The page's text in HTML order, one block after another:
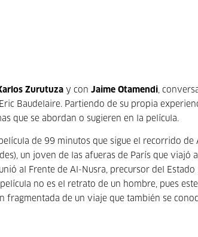
Zurutuza y con Jaime Otamendi ,
Baudelaire. Partiendo de su propia
que se abordan o sugieren en la película.
de 99 minutos que sigue el recorrido de
un joven de las afueras de París que viajó
al Frente de Al-Nusra, precursor del Estado
no es el retrato de un hombre, pues
fragmentada de un viaje que también se